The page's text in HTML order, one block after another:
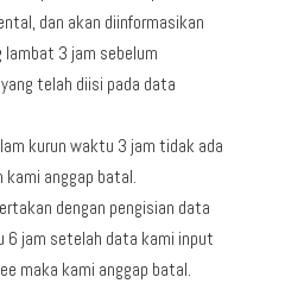
dan akan diinformasikan
lambat 3 jam sebelum
telah diisi pada data
kurun waktu 3 jam tidak ada
kami anggap batal.
dengan pengisian data
6 jam setelah data kami input
maka kami anggap batal.